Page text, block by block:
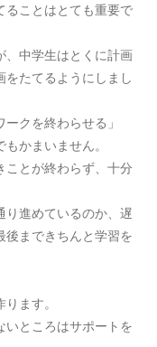
ることはとても重要で
、中学生はとくに計画
たてるようにしまし
クを終わらせる」
かまいません。
ことが終わらず、十分
り進めているのか、遅
後まできちんと学習を
ます。
いところはサポートを